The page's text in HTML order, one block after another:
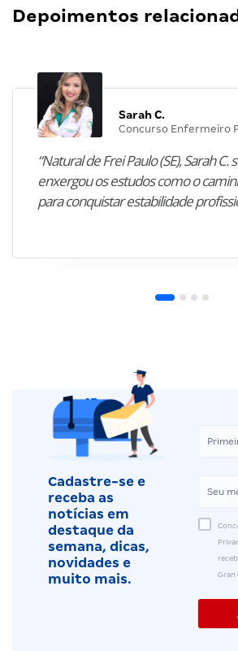
Depoimentos
Sarah C.
Concurso Enfermeiro
“Natural de Frei Paulo (SE), Sarah C.
enxergou os estudos como o
para conquistar estabilidade
Cadastre-se e
receba as
notícias em
destaque da
semana, dicas,
novidades e
muito mais.
Gran